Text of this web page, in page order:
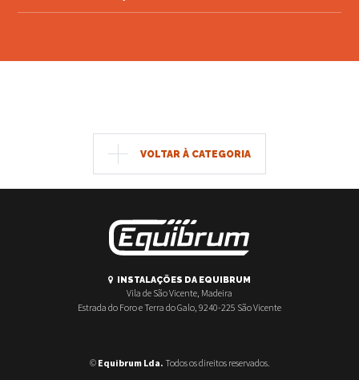
VOLTAR À CATEGORIA
INSTALAÇÕES DA EQUIBRUM
Vila de São Vicente, Madeira
Estrada do Foro e Terra do Galo, 9240-225 São Vicente
© Equibrum Lda. Todos os direitos reservados.